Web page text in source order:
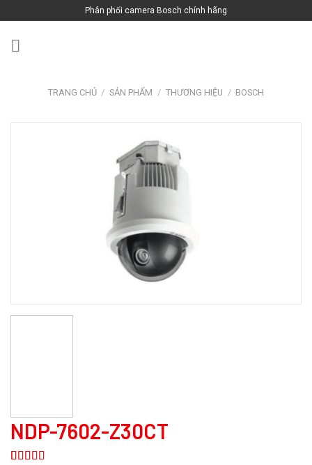
to
content
Phân phối camera Bosch chính hãng
TRANG CHỦ / SẢN PHẨM / THƯƠNG HIỆU / BOSCH
NDP-7602-Z30CT